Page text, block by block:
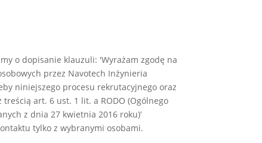
o dopisanie klauzuli: 'Wyrażam zgodę na
przez Navotech Inżynieria
niniejszego procesu rekrutacyjnego oraz
art. 6 ust. 1 lit. a RODO (Ogólnego
z dnia 27 kwietnia 2016 roku)’
tylko z wybranymi osobami.